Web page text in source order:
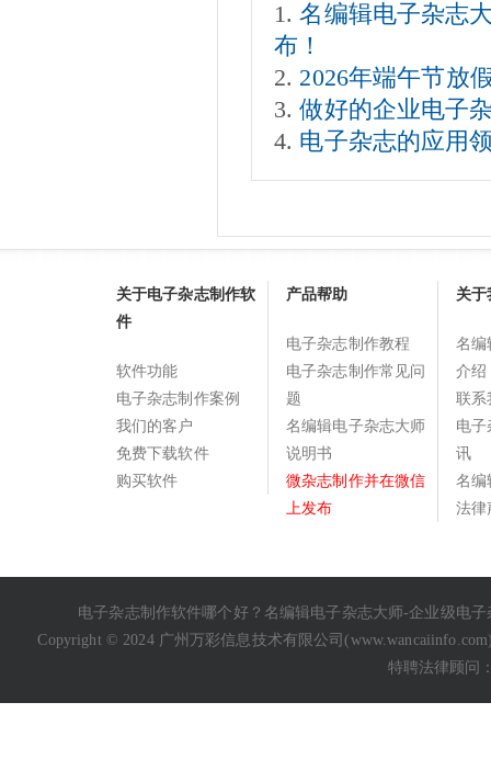
名编辑电子杂志
布！
2026年端午节放
做好的企业电子
电子杂志的应用
关于电子杂志制作软
件
软件功能
电子杂志制作案例
我们的客户
免费下载软件
购买软件
产品帮助
电子杂志制作教程
电子杂志制作常见问
题
名编辑电子杂志大师
说明书
微杂志制作并在微信
上发布
关于
名编
介绍
联系
电子
讯
名编
法律
电子杂志制作软件哪个好？名编辑电子杂志大师-企业级电子
Copyright © 2024 广州万彩信息技术有限公司(www.wancaiinfo.com
特聘法律顾问